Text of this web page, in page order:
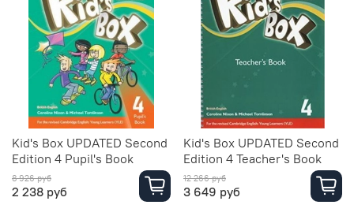
Kid's Box UPDATED Second
Edition 4 Pupil's Book
8 926 руб
2 238 руб
Kid's Box UPDATED Second
Edition 4 Teacher's Book
12 266 руб
3 649 руб